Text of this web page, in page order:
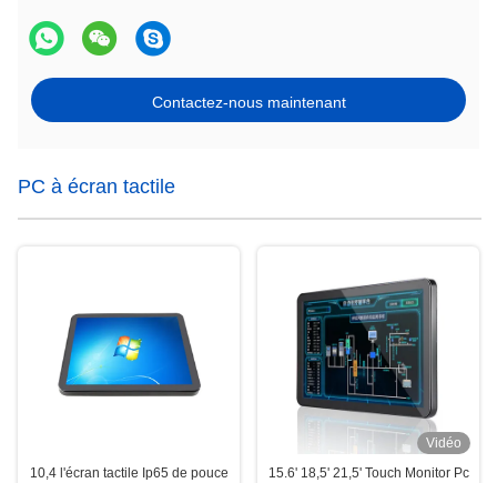
Contactez-nous maintenant
PC à écran tactile
10,4 l'écran tactile Ip65 de pouce
Vidéo
15.6' 18,5' 21,5' Touch Monitor Pc